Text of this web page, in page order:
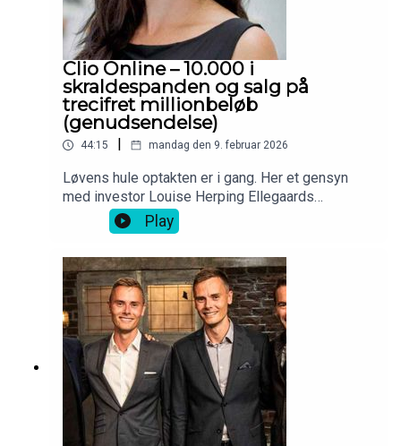
Clio Online – 10.000 i
skraldespanden og salg på
trecifret millionbeløb
(genudsendelse)
44:15 mandag den 9. februar 2026
Løvens hule optakten er i gang. Her et gensyn
med investor Louise Herping Ellegaards
iværksætterhistorie - Clio Online.
Play